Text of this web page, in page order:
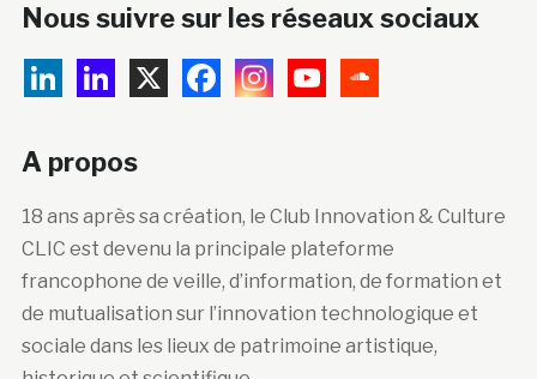
Nous suivre sur les réseaux sociaux
A propos
18 ans après sa création, le Club Innovation & Culture
CLIC est devenu la principale plateforme
francophone de veille, d’information, de formation et
de mutualisation sur l’innovation technologique et
sociale dans les lieux de patrimoine artistique,